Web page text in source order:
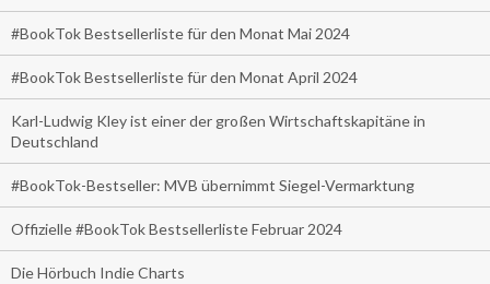
#BookTok Bestsellerliste für den Monat Mai 2024
#BookTok Bestsellerliste für den Monat April 2024
Karl-Ludwig Kley ist einer der großen Wirtschaftskapitäne in
Deutschland
#BookTok-Bestseller: MVB übernimmt Siegel-Vermarktung
Offizielle #BookTok Bestsellerliste Februar 2024
Die Hörbuch Indie Charts